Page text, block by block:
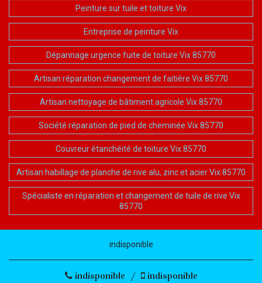
Peinture sur tuile et toiture Vix
Entreprise de peinture Vix
Dépannage urgence fuite de toiture Vix 85770
Artisan réparation changement de faitière Vix 85770
Artisan nettoyage de bâtiment agricole Vix 85770
Société réparation de pied de cheminée Vix 85770
Couvreur étanchéité de toiture Vix 85770
Artisan habillage de planche de rive alu, zinc et acier Vix 85770
Spécialiste en réparation et changement de tuile de rive Vix
85770
indisponible
indisponible / indisponible